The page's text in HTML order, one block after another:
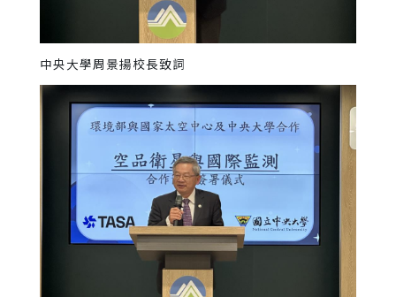
中央大學周景揚校長致詞